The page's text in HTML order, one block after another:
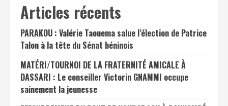
Articles récents
PARAKOU : Valérie Taouema salue l’élection de Patrice
Talon à la tête du Sénat béninois
MATÉRI/TOURNOI DE LA FRATERNITÉ AMICALE À
DASSARI : Le conseiller Victorin GNAMMI occupe
sainement la jeunesse